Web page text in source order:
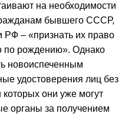
на необходимости
бывшего СССР,
РФ – «признать их право
по рождению». Однако
новоиспеченным
удостоверения лиц без
они уже могут
органы за получением